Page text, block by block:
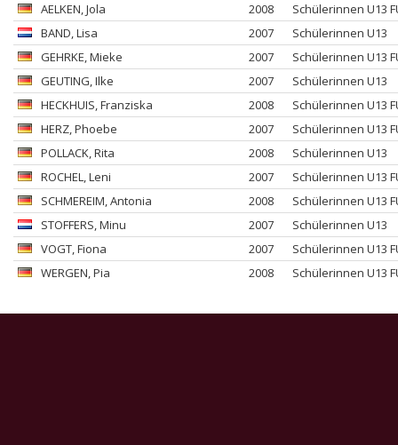
AELKEN, Jola 2008
Schülerinnen U13
BAND, Lisa 2007
Schülerinnen U13
GEHRKE, Mieke 2007
Schülerinnen U13
GEUTING, Ilke 2007
Schülerinnen U13
HECKHUIS, Franziska 2008
Schülerinnen U13
HERZ, Phoebe 2007
Schülerinnen U13
POLLACK, Rita 2008
Schülerinnen U13
ROCHEL, Leni 2007
Schülerinnen U13
SCHMEREIM, Antonia 2008
Schülerinnen U13
STOFFERS, Minu 2007
Schülerinnen U13
VOGT, Fiona 2007
Schülerinnen U13
WERGEN, Pia 2008 Schülerinnen U13